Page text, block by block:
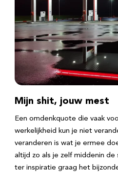
Mijn shit, jouw mest
Een omdenkquote die vaak
werkelijkheid kun je niet
veranderen is wat je ermee
altijd zo als je zelf middenin de
ter inspiratie graag het